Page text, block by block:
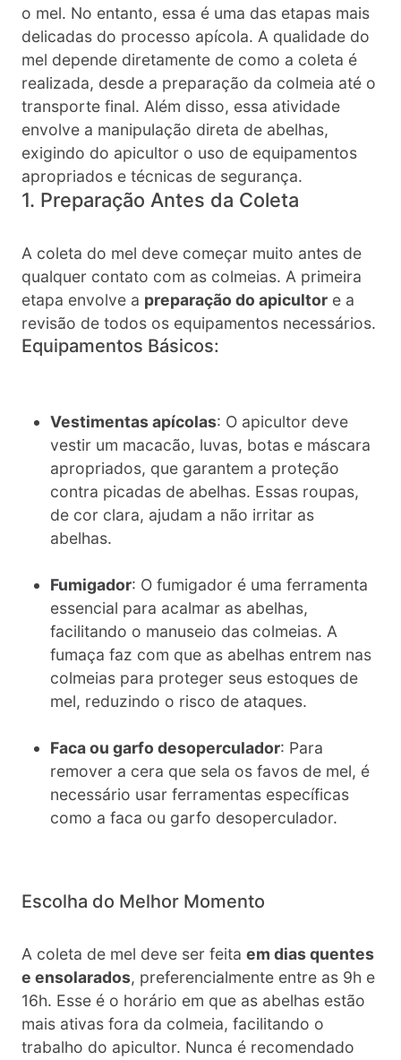
o mel. No entanto, essa é uma das etapas mais
delicadas do processo apícola. A qualidade do
mel depende diretamente de como a coleta é
realizada, desde a preparação da colmeia até o
transporte final. Além disso, essa atividade
envolve a manipulação direta de abelhas,
exigindo do apicultor o uso de equipamentos
apropriados e técnicas de segurança.
1. Preparação Antes da Coleta
A coleta do mel deve começar muito antes de
qualquer contato com as colmeias. A primeira
etapa envolve a preparação do apicultor e a
revisão de todos os equipamentos necessários.
Equipamentos Básicos:
Vestimentas apícolas: O apicultor deve
vestir um macacão, luvas, botas e máscara
apropriados, que garantem a proteção
contra picadas de abelhas. Essas roupas,
de cor clara, ajudam a não irritar as
abelhas.
Fumigador: O fumigador é uma ferramenta
essencial para acalmar as abelhas,
facilitando o manuseio das colmeias. A
fumaça faz com que as abelhas entrem nas
colmeias para proteger seus estoques de
mel, reduzindo o risco de ataques.
Faca ou garfo desoperculador: Para
remover a cera que sela os favos de mel, é
necessário usar ferramentas específicas
como a faca ou garfo desoperculador.
Escolha do Melhor Momento
A coleta de mel deve ser feita em dias quentes
e ensolarados, preferencialmente entre as 9h e
16h. Esse é o horário em que as abelhas estão
mais ativas fora da colmeia, facilitando o
trabalho do apicultor. Nunca é recomendado